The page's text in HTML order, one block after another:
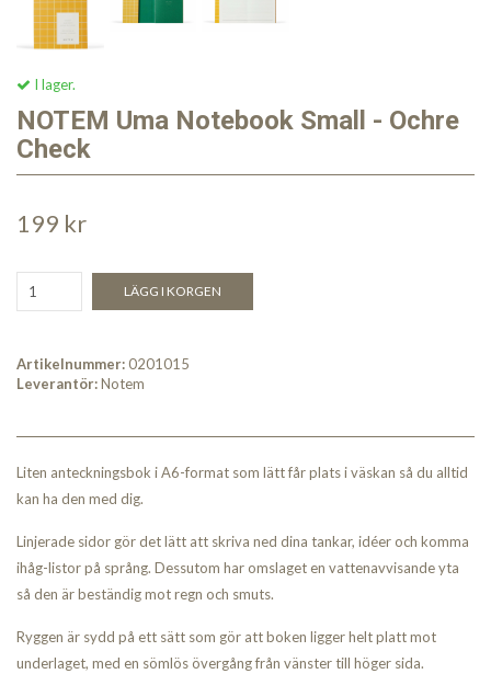
I lager.
NOTEM Uma Notebook Small - Ochre
Check
199 kr
LÄGG I KORGEN
Artikelnummer:0201015
Leverantör:Notem
Liten anteckningsbok i A6-format som lätt får plats i väskan så du alltid
kan ha den med dig.
Linjerade sidor gör det lätt att skriva ned dina tankar, idéer och komma
ihåg-listor på språng. Dessutom har omslaget en vattenavvisande yta
så den är beständig mot regn och smuts.
Ryggen är sydd på ett sätt som gör att boken ligger helt platt mot
underlaget, med en sömlös övergång från vänster till höger sida.